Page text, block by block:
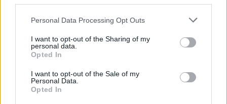
Personal Data Processing Opt Outs
I want to opt-out of the Sharing of my
personal data.
Opted In
I want to opt-out of the Sale of my
Personal Data.
Opted In